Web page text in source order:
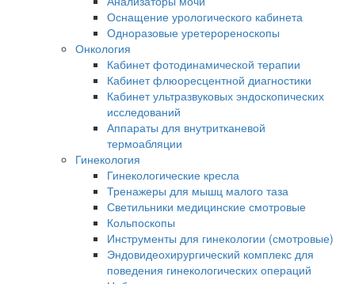
Оснащение урологического кабинета
Одноразовые уретерореноскопы
Онкология
Кабинет фотодинамической терапии
Кабинет флюоресцентной диагностики
Кабинет ультразвуковых эндоскопических
исследований
Аппараты для внутритканевой
термоабляции
Гинекология
Гинекологические кресла
Тренажеры для мышц малого таза
Светильники медицинские смотровые
Кольпоскопы
Инструменты для гинекологии (смотровые)
Эндовидеохирургический комплекс для
поведения гинекологических операций